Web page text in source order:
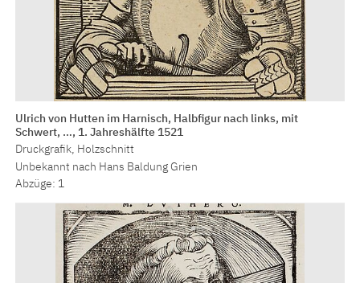
Ulrich von Hutten im Harnisch, Halbfigur nach links, mit
Schwert, …, 1. Jahreshälfte 1521
Druckgrafik, Holzschnitt
Unbekannt nach Hans Baldung Grien
Abzüge: 1